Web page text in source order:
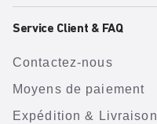
Service Client & FAQ
Contactez-nous
Moyens de paiement
Expédition & Livraison